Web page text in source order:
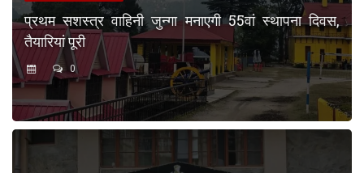
प्रथम सशस्त्र वाहिनी जुन्गा मनाएगी 55वां स्थापना दिवस,
तैयारियां पूरी
0